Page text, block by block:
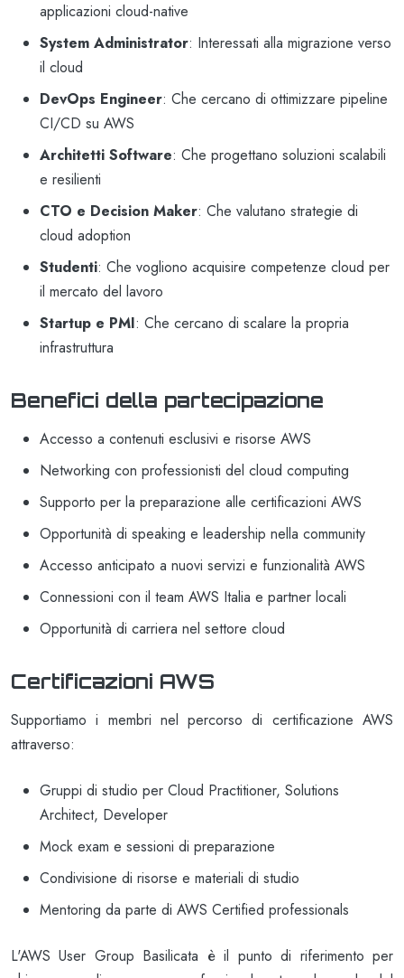
applicazioni cloud-native
System Administrator: Interessati alla migrazione verso
il cloud
DevOps Engineer: Che cercano di ottimizzare pipeline
CI/CD su AWS
Architetti Software: Che progettano soluzioni scalabili
e resilienti
CTO e Decision Maker: Che valutano strategie di
cloud adoption
Studenti: Che vogliono acquisire competenze cloud per
il mercato del lavoro
Startup e PMI: Che cercano di scalare la propria
infrastruttura
Benefici della partecipazione
Accesso a contenuti esclusivi e risorse AWS
Networking con professionisti del cloud computing
Supporto per la preparazione alle certificazioni AWS
Opportunità di speaking e leadership nella community
Accesso anticipato a nuovi servizi e funzionalità AWS
Connessioni con il team AWS Italia e partner locali
Opportunità di carriera nel settore cloud
Certificazioni AWS
Supportiamo i membri nel percorso di certificazione AWS
attraverso:
Gruppi di studio per Cloud Practitioner, Solutions
Architect, Developer
Mock exam e sessioni di preparazione
Condivisione di risorse e materiali di studio
Mentoring da parte di AWS Certified professionals
L'AWS User Group Basilicata è il punto di riferimento per